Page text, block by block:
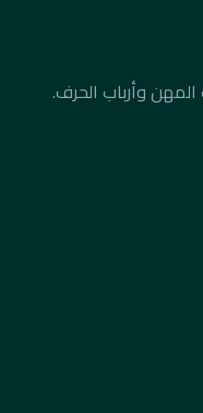
وأرباب الحرف.